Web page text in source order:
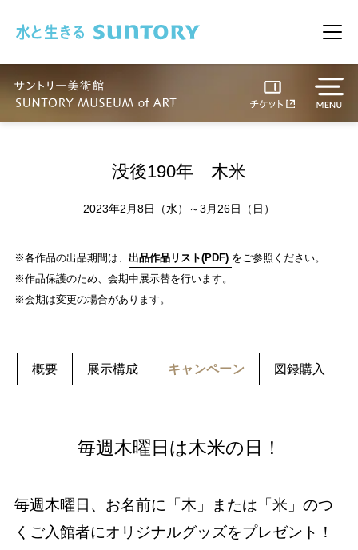
メ
没後190年 木米
2023年2月8日（水）～3月26日（日）
※各作品の出品期間は、 出品作品リスト(PDF) をご参照ください。
※作品保護のため、会期中展示替を行います。
※会期は変更の場合があります。
概要 展示構成 キャンペーン 図録購入
毎週木曜日は木米の日！
毎週木曜日、お名前に「木」または「米」のつ
くご入館者にオリジナルグッズをプレゼント！